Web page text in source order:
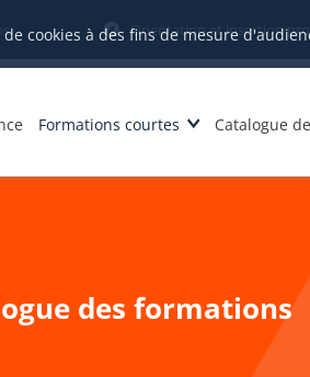
cookies à des fins de mesure
Orientation et insertion
Formations courtes Catalogue
des formations